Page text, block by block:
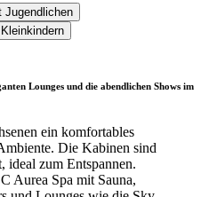
Jugendlichen
Lounges und die abendlichen Shows im
ein komfortables
Die Kabinen sind
ideal zum Entspannen.
Aurea Spa mit Sauna,